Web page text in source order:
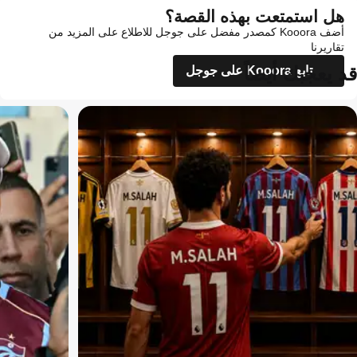
هل استمتعت بهذه القصة؟
أضف Kooora كمصدر مفضل على جوجل للاطلاع على المزيد من
تقاريرنا
تابع Kooora على جوجل
قد يعجبك أيضاً